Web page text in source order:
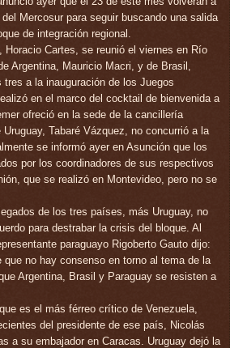
Mercosur para seguir buscando una salida
de integración regional.
Horacio Cartes, se reunió el viernes en Río
Argentina, Mauricio Macri, y de Brasil,
tres a la inauguración de los Juegos
en el marco del cocktail de bienvenida a
ofreció en la sede de la cancillería
Tabaré Vázquez, no concurrió a la
se informó ayer en Asunción que los
por los coordinadores de sus respectivos
que se realizó en Montevideo, pero no se
de los tres países, más Uruguay, no
para destrabar la crisis del bloque. Al
paraguayo Rigoberto Gauto dijo:
que no hay consenso en torno al tema de la
Argentina, Brasil y Paraguay se resisten a
es el más férreo crítico de Venezuela,
del presidente de ese país, Nicolás
a su embajador en Caracas. Uruguay dejó la